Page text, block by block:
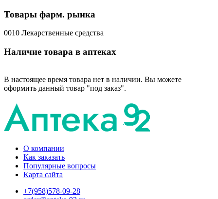
Товары фарм. рынка
0010 Лекарственные средства
Наличие товара в аптеках
В настоящее время товара нет в наличии. Вы можете
оформить данный товар "под заказ".
О компании
Как заказать
Популярные вопросы
Карта сайта
+7(958)578-09-28